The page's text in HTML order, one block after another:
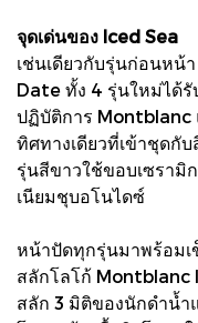
จุดเด่นของ Iced Sea
เช่นเดียวกับรุ่นก่อนห
Date ทั้ง 4 รุ่นใหม่ได้
ปฏิบัติการ
ทิศทางเดียวที่เข้าชุดกั
รุ่นสีขาวใช้ขอบเซรา
เนียมชุบอโนไดซ์
หน้าปัดทุกรุ่นมาพร้อม
สลักโลโก้ Montblanc
สลัก 3 มิติของนักดำน้ำ